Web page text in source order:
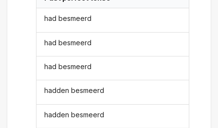
had besmeerd
had besmeerd
had besmeerd
hadden besmeerd
hadden besmeerd